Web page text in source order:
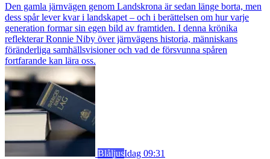
Den gamla järnvägen genom Landskrona är sedan länge borta, men
dess spår lever kvar i landskapet – och i berättelsen om hur varje
generation formar sin egen bild av framtiden. I denna krönika
reflekterar Ronnie Niby över järnvägens historia, människans
föränderliga samhällsvisioner och vad de försvunna spåren
fortfarande kan lära oss.
BlåljusIdag 09:31